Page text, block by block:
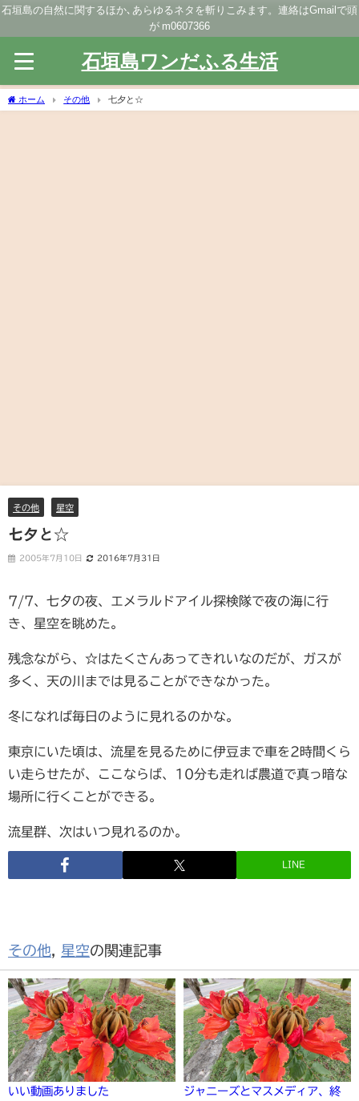
石垣島の自然に関するほか､あらゆるネタを斬りこみます。連絡はGmailで頭
が m0607366
石垣島ワンだふる生活
ホーム その他 七夕と☆
その他 星空
七夕と☆
2005年7月10日 2016年7月31日
7/7、七夕の夜、エメラルドアイル探検隊で夜の海に行
き、星空を眺めた。
残念ながら、☆はたくさんあってきれいなのだが、ガスが
多く、天の川までは見ることができなかった。
冬になれば毎日のように見れるのかな。
東京にいた頃は、流星を見るために伊豆まで車を2時間くら
い走らせたが、ここならば、10分も走れば農道で真っ暗な
場所に行くことができる。
流星群、次はいつ見れるのか。
LINE
その他, 星空の関連記事
いい動画ありました
ジャニーズとマスメディア、終